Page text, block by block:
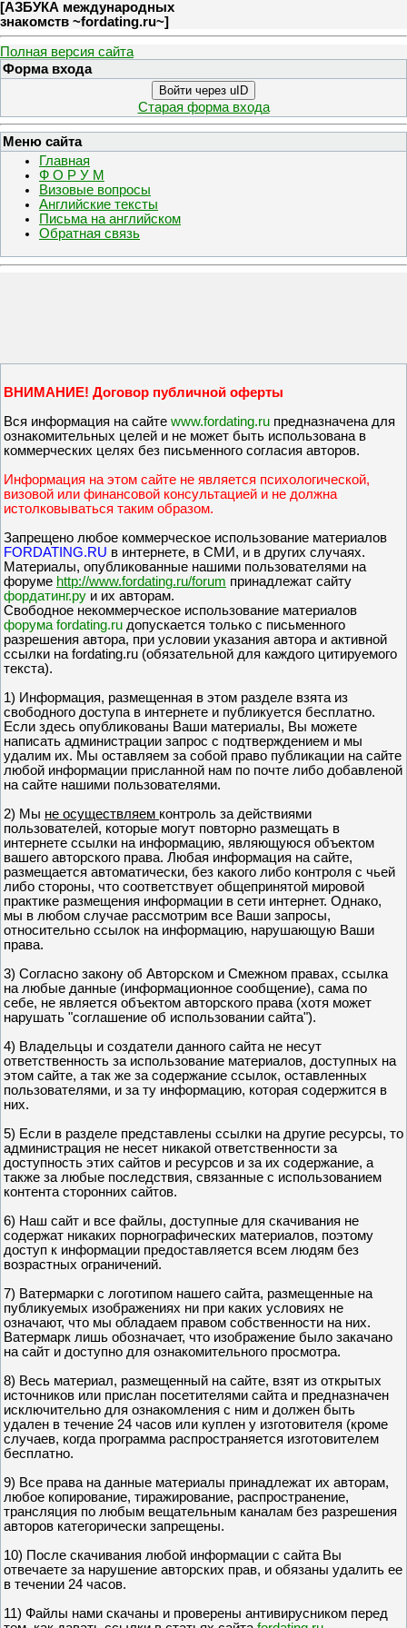
[АЗБУКА международных
знакомств ~fordating.ru~]
Полная версия сайта
Форма входа
Войти через uID
Старая форма входа
Меню сайта
Главная
Ф О Р У М
Визовые вопросы
Английские тексты
Письма на английском
Обратная связь
ВНИМАНИЕ! Договор публичной оферты
Вся информация на сайте www.fordating.ru предназначена для
ознакомительных целей и не может быть использована в
коммерческих целях без письменного согласия авторов.
Информация на этом сайте не является психологической,
визовой или финансовой консультацией и не должна
истолковываться таким образом.
Запрещено любое коммерческое использование материалов
FORDATING.RU в интернете, в СМИ, и в других случаях.
Материалы, опубликованные нашими пользователями на
форуме http://www.fordating.ru/forum принадлежат сайту
фордатинг.ру и их авторам.
Свободное некоммерческое использование материалов
форума fordating.ru допускается только с письменного
разрешения автора, при условии указания автора и активной
ссылки на fordating.ru (обязательной для каждого цитируемого
текста).
1) Информация, размещенная в этом разделе взята из
свободного доступа в интернете и публикуется бесплатно.
Если здесь опубликованы Ваши материалы, Вы можете
написать администрации запрос с подтверждением и мы
удалим их. Мы оставляем за собой право публикации на сайте
любой информации присланной нам по почте либо добавленой
на сайте нашими пользователями.
2) Мы не осуществляем контроль за действиями
пользователей, которые могут повторно размещать в
интернете ссылки на информацию, являющуюся объектом
вашего авторского права. Любая информация на сайте,
размещается автоматически, без какого либо контроля с чьей
либо стороны, что соответствует общепринятой мировой
практике размещения информации в сети интернет. Однако,
мы в любом случае рассмотрим все Ваши запросы,
относительно ссылок на информацию, нарушающую Ваши
права.
3) Согласно закону об Авторском и Смежном правах, ссылка
на любые данные (информационное сообщение), сама по
себе, не является объектом авторского права (хотя может
нарушать "соглашение об использовании сайта").
4) Владельцы и создатели данного сайта не несут
ответственность за использование материалов, доступных на
этом сайте, а так же за содержание ссылок, оставленных
пользователями, и за ту информацию, которая содержится в
них.
5) Если в разделе представлены ссылки на другие ресурсы, то
администрация не несет никакой ответственности за
доступность этих сайтов и ресурсов и за их содержание, а
также за любые последствия, связанные с использованием
контента сторонних сайтов.
6) Наш сайт и все файлы, доступные для скачивания не
содержат никаких порнографических материалов, поэтому
доступ к информации предоставляется всем людям без
возрастных ограничений.
7) Ватермарки с логотипом нашего сайта, размещенные на
публикуемых изображениях ни при каких условиях не
означают, что мы обладаем правом собственности на них.
Ватермарк лишь обозначает, что изображение было закачано
на сайт и доступно для ознакомительного просмотра.
8) Весь материал, размещенный на сайте, взят из открытых
источников или прислан посетителями сайта и предназначен
исключительно для ознакомления с ним и должен быть
удален в течение 24 часов или куплен у изготовителя (кроме
случаев, когда программа распространяется изготовителем
бесплатно.
9) Все права на данные материалы принадлежат их авторам,
любое копирование, тиражирование, распространение,
трансляция по любым вещательным каналам без разрешения
авторов категорически запрещены.
10) После скачивания любой информации с сайта Вы
отвечаете за нарушение авторских прав, и обязаны удалить ее
в течении 24 часов.
11) Файлы нами скачаны и проверены антивирусником перед